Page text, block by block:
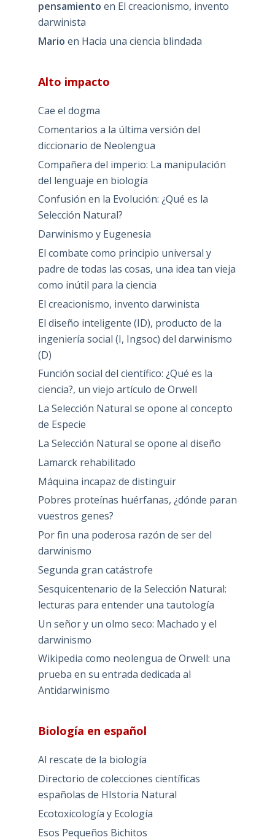
pensamiento en El creacionismo, invento
darwinista
Mario en Hacia una ciencia blindada
Alto impacto
Cae el dogma
Comentarios a la última versión del
diccionario de Neolengua
Compañera del imperio: La manipulación
del lenguaje en biología
Confusión en la Evolución: ¿Qué es la
Selección Natural?
Darwinismo y Eugenesia
El combate como principio universal y
padre de todas las cosas, una idea tan vieja
como inútil para la ciencia
El creacionismo, invento darwinista
El diseño inteligente (ID), producto de la
ingeniería social (I, Ingsoc) del darwinismo
(D)
Función social del científico: ¿Qué es la
ciencia?, un viejo artículo de Orwell
La Selección Natural se opone al concepto
de Especie
La Selección Natural se opone al diseño
Lamarck rehabilitado
Máquina incapaz de distinguir
Pobres proteínas huérfanas, ¿dónde paran
vuestros genes?
Por fin una poderosa razón de ser del
darwinismo
Segunda gran catástrofe
Sesquicentenario de la Selección Natural:
lecturas para entender una tautología
Un señor y un olmo seco: Machado y el
darwinismo
Wikipedia como neolengua de Orwell: una
prueba en su entrada dedicada al
Antidarwinismo
Biología en español
Al rescate de la biología
Directorio de colecciones científicas
españolas de HIstoria Natural
Ecotoxicología y Ecología
Esos Pequeños Bichitos